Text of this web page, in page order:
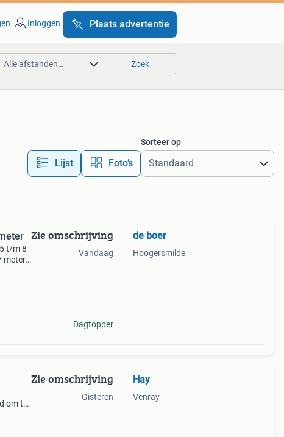
Inloggen Plaats advertentie
Alle afstanden… Zoek
Lijst Foto’s
Sorteer op
t/m 8
meter.
Zie omschrijving
Vandaag
Dagtopper
de boer
Hoogersmilde
om te
Zie omschrijving
Gisteren
Hay
Venray